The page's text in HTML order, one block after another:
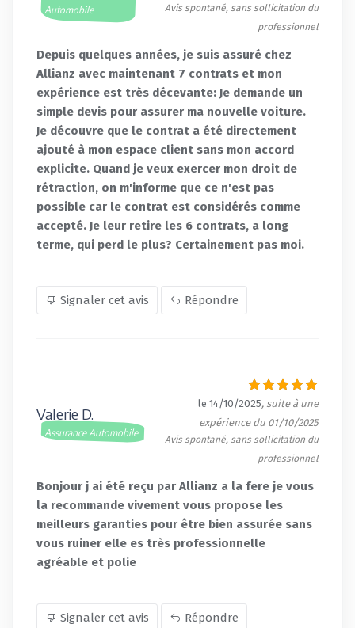
Automobile
Avis spontané, sans sollicitation du
professionnel
Depuis quelques années, je suis assuré chez
Allianz avec maintenant 7 contrats et mon
expérience est très décevante: Je demande un
simple devis pour assurer ma nouvelle voiture.
Je découvre que le contrat a été directement
ajouté à mon espace client sans mon accord
explicite. Quand je veux exercer mon droit de
rétraction, on m'informe que ce n'est pas
possible car le contrat est considérés comme
accepté. Je leur retire les 6 contrats, a long
terme, qui perd le plus? Certainement pas moi.
Signaler cet avis Répondre
Valerie D.
Assurance Automobile
le 14/10/2025, suite à une
expérience du 01/10/2025
Avis spontané, sans sollicitation du
professionnel
Bonjour j ai été reçu par Allianz a la fere je vous
la recommande vivement vous propose les
meilleurs garanties pour être bien assurée sans
vous ruiner elle es très professionnelle
agréable et polie
Signaler cet avis Répondre